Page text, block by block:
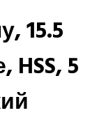
15.5
5